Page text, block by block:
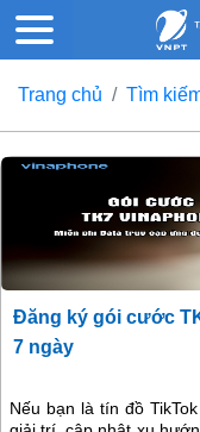
Trang chủ Tìm
Đăng ký gói cước
7 ngày
Nếu bạn là tín đồ